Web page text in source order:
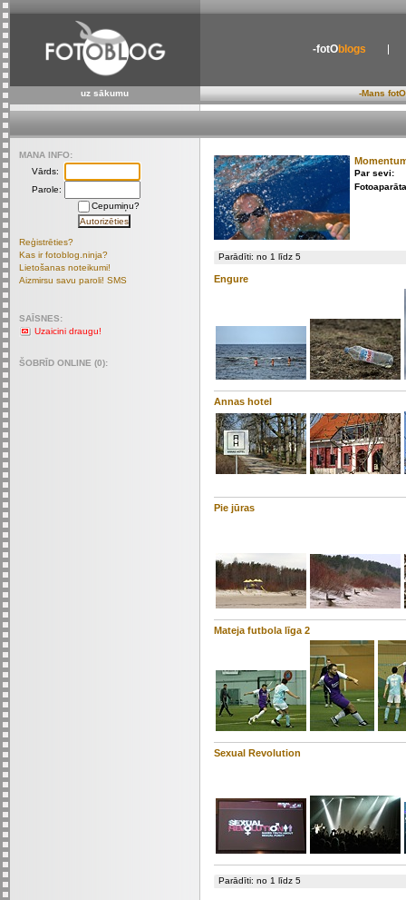
-fotOblogs
uz sākumu -Mans
Par sevi:
Parādīti: no 1 līdz 5
Engure
Annas hotel
Pie jūras
Mateja futbola līga 2
Sexual Revolution
Parādīti: no 1 līdz 5
MANA INFO:
Vārds:
Parole:
Cepumiņu?
Reģistrēties?
Kas ir fotoblog.ninja?
Lietošanas noteikumi!
Aizmirsu savu paroli! SMS
SAĪSNES:
Uzaicini draugu!
ŠOBRĪD ONLINE (0):